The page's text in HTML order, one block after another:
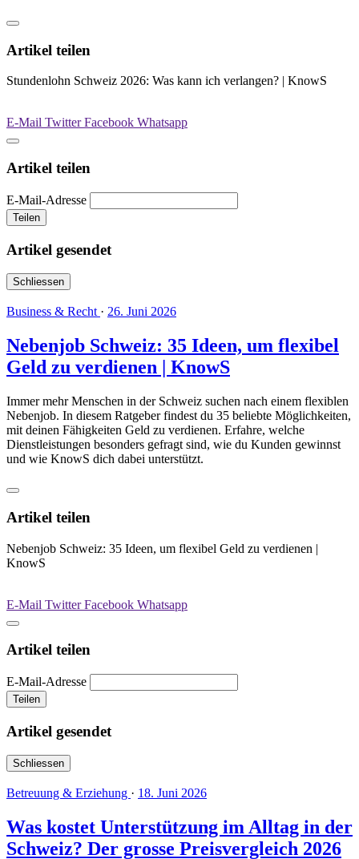
Artikel teilen
Stundenlohn Schweiz 2026: Was kann ich verlangen? | KnowS
E-Mail TwitterFacebook Whatsapp
Artikel teilen
E-Mail-Adresse
Teilen
Artikel gesendet
Schliessen
Business & Recht · 26. Juni 2026
Nebenjob Schweiz: 35 Ideen, um flexibel
Geld zu verdienen | KnowS
Immer mehr Menschen in der Schweiz suchen nach einem flexiblen
Nebenjob. In diesem Ratgeber findest du 35 beliebte Möglichkeiten,
mit deinen Fähigkeiten Geld zu verdienen. Erfahre, welche
Dienstleistungen besonders gefragt sind, wie du Kunden gewinnst
und wie KnowS dich dabei unterstützt.
Artikel teilen
Nebenjob Schweiz: 35 Ideen, um flexibel Geld zu verdienen |
KnowS
E-Mail TwitterFacebook Whatsapp
Artikel teilen
E-Mail-Adresse
Teilen
Artikel gesendet
Schliessen
Betreuung & Erziehung · 18. Juni 2026
Was kostet Unterstützung im Alltag in der
Schweiz? Der grosse Preisvergleich 2026